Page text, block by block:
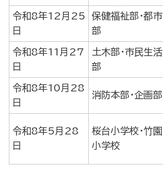
令和8年12月25
日
保健福祉部・都市
部
令和8年11月27
日
土木部・市民生活
部
令和8年10月28
日
消防本部・企画部
令和8年5月28
日
桜台小学校・竹園
小学校